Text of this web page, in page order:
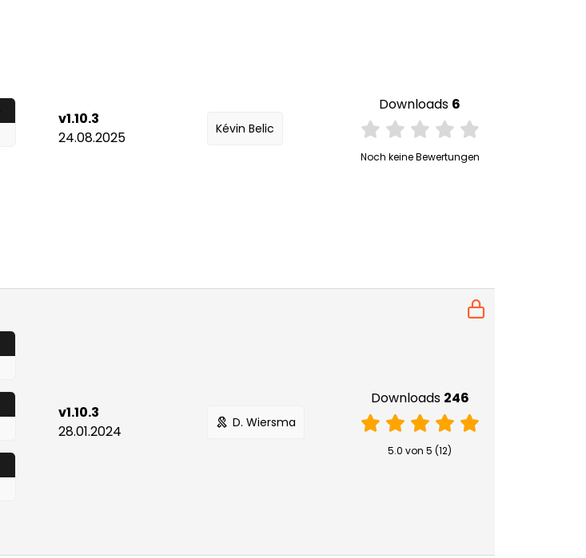
v1.10.3
24.08.2025
Kévin Belic
Downloads 6
Noch keine Bewertungen
v1.10.3
28.01.2024
D. Wiersma
Downloads 246
5.0 von 5 (12)